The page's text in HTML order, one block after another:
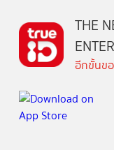
THE
อีกขั้นข